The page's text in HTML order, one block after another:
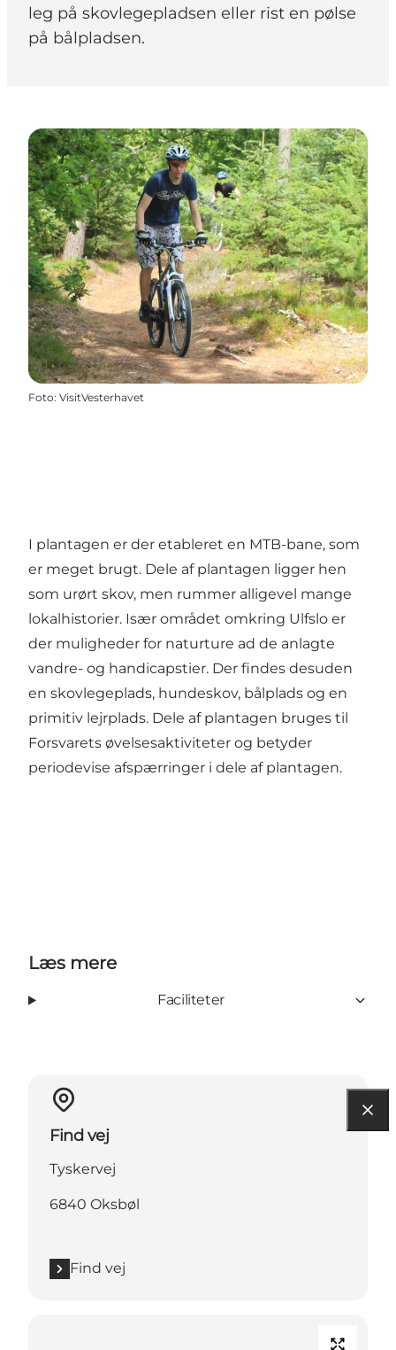
leg på skovlegepladsen eller rist en pølse
på bålpladsen.
Foto: VisitVesterhavet
I plantagen er der etableret en MTB-bane, som
er meget brugt. Dele af plantagen ligger hen
som urørt skov, men rummer alligevel mange
lokalhistorier. Især området omkring Ulfslo er
der muligheder for naturture ad de anlagte
vandre- og handicapstier. Der findes desuden
en skovlegeplads, hundeskov, bålplads og en
primitiv lejrplads. Dele af plantagen bruges til
Forsvarets øvelsesaktiviteter og betyder
periodevise afspærringer i dele af plantagen.
Læs mere
Faciliteter
Find vej
Tyskervej
6840 Oksbøl
Find vej